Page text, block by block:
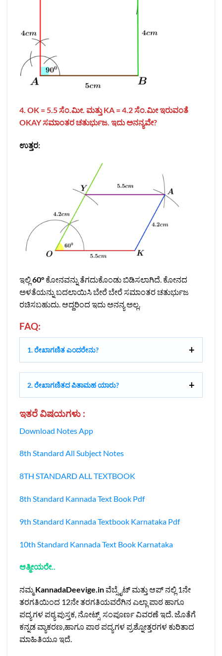
4. OK = 5.5 ಸೆಂ.ಮೀ. ಮತ್ತು KA = 4.2 ಸೆಂ.ಮೀ ಇರುವಂತೆ
OKAY ಸಮಾಂತರ ಚತುರ್ಭುಜ. ಇದು ಅನನ್ಯವೇ?
ಉತ್ತರ:
ಇಲ್ಲಿ60° ಕೋನವನ್ನು ತೆಗದುಕೊಂಡು ಬಿಡಿಸಲಾಗಿದೆ. ಕೋನದ
ಅಳತೆಯನ್ನು ಬದಲಾಯಿಸಿ ಬೇರೆ ಬೇರೆ ಸಮಾಂತರ ಚತುರ್ಭುಜ
ರಚಿಸಬಹುದು. ಆದ್ದರಿಂದ ಇದು ಅನನ್ಯ ಅಲ್ಲ.
FAQ:
1. ರೇಖಾಗಣಿತ ಎಂದರೇನು?
2. ರೇಖಾಗಣಿತದ ಪಿತಾಮಹ ಯಾರು?
ಇತರೆ ವಿಷಯಗಳು :
Download Notes App
8th Standard All Subject Notes
8TH STANDARD ALL TEXTBOOK
8th Standard Kannada Text Book Pdf
9th Standard Kannada Textbook Karnataka Pdf
10th Standard Kannada Text Book Karnataka
ಆತ್ಮೀಯರೇ..
ನಮ್ಮKannadaDeevige.inವೆಬ್ಸೈಟ್ ಮತ್ತು ಆಪ್ ನಲ್ಲಿ 1ನೇ
ತರಗತಿಯಿಂದ 12ನೇ ತರಗತಿಯವರೆಗಿನ ಎಲ್ಲಾ ಪಾಠ ಹಾಗೂ
ಪದ್ಯಗಳ ಪಠ್ಯ ಪುಸ್ತಕ, ನೋಟ್ಸ್ ಸಂಪೂರ್ಣ ವಿವರಣೆ ಇದೆ. ಜೊತೆಗೆ
ಕನ್ನಡ ವ್ಯಾಕರಣ,ಹಾಗೂ ಪಾಠ ಪದ್ಯಗಳ ಪ್ರಶ್ನೋತ್ತರಗಳ ಕುರಿತಾದ
ಮಾಹಿತಿಯೂ ಇದೆ.